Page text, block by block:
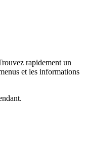
rapidement un
et les informations